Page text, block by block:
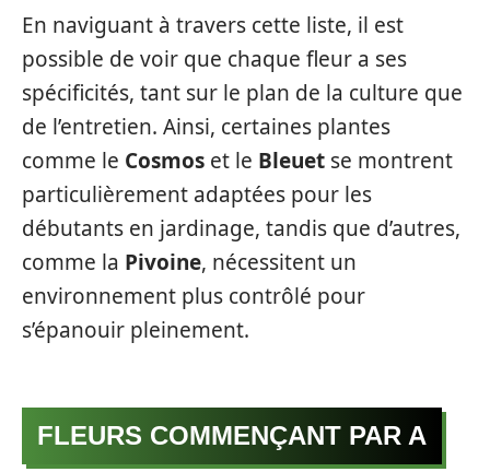
En naviguant à travers cette liste, il est
possible de voir que chaque fleur a ses
spécificités, tant sur le plan de la culture que
de l’entretien. Ainsi, certaines plantes
comme le Cosmos et le Bleuet se montrent
particulièrement adaptées pour les
débutants en jardinage, tandis que d’autres,
comme la Pivoine, nécessitent un
environnement plus contrôlé pour
s’épanouir pleinement.
FLEURS COMMENÇANT PAR A